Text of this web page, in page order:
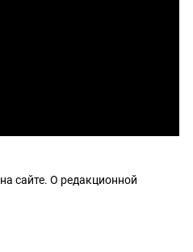
на сайте. О редакционной